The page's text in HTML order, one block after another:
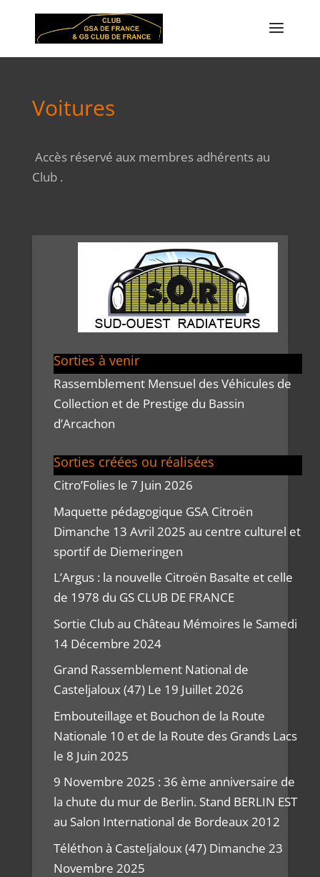
Voitures
Accès réservé aux membres adhérents au
Club .
Sorties à venir
Rassemblement Mensuel des Véhicules de
Collection et de Prestige du Bassin
d’Arcachon
Sorties créées ou réalisées
Citro’Folies le 7 Juin 2026
Maquette pédagogique GSA Citroën
Dimanche 13 Avril 2025 au centre culturel et
sportif de Diemeringen
L’Argus : la nouvelle Citroën Basalte et celle
de 1978 du GS CLUB DE FRANCE
Sortie Club au Château Mémoires le Samedi
14 Décembre 2024
Grand Rassemblement National de
Casteljaloux (47) Le 19 Juillet 2026
Embouteillage et Bouchon de la Route
Nationale 10 et de la Route des Grands Lacs
le 8 Juin 2025
9 Novembre 2025 : 36 ème anniversaire de
la chute du mur de Berlin. Stand BERLIN EST
au Salon International de Bordeaux 2012
Téléthon à Casteljaloux (47) Dimanche 23
Novembre 2025